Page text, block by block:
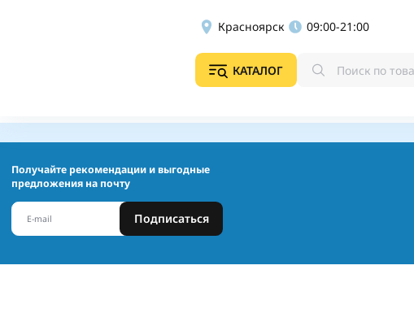
Красноярск 09:00-21:00
КАТАЛОГ
Получайте рекомендации и выгодные
предложения на почту
Подписаться